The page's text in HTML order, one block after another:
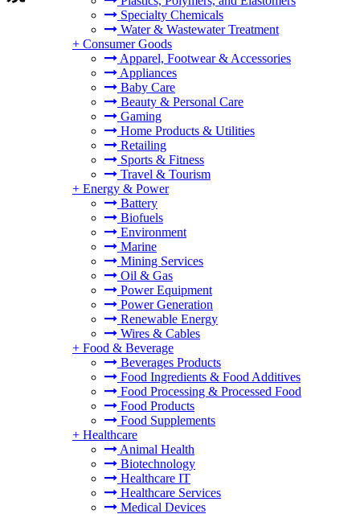
Specialty Chemicals
Water & Wastewater Treatment
+ Consumer Goods
Apparel, Footwear & Accessories
Appliances
Baby Care
Beauty & Personal Care
Gaming
Home Products & Utilities
Retailing
Sports & Fitness
Travel & Tourism
+ Energy & Power
Battery
Biofuels
Environment
Marine
Mining Services
Oil & Gas
Power Equipment
Power Generation
Renewable Energy
Wires & Cables
+ Food & Beverage
Beverages Products
Food Ingredients & Food Additives
Food Processing & Processed Food
Food Products
Food Supplements
+ Healthcare
Animal Health
Biotechnology
Healthcare IT
Healthcare Services
Medical Devices